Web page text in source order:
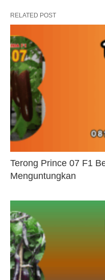
RELATED POST
Terong Prince 07 F1
Menguntungkan